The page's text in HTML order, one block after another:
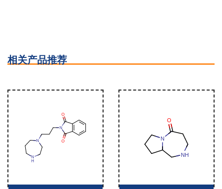
相关产品推荐